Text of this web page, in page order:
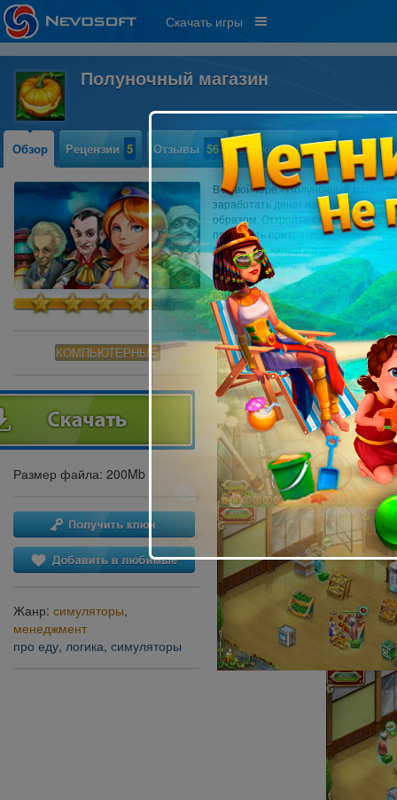
Скачать игры
Полуночный магазин
Обзор Рецензии 5 Отзывы 56 Прохождение 0
КОМПЬЮТЕРНЫЕ
Размер файла: 200Mb
Жанр: симуляторы,
менеджмент
про еду, логика, симуляторы
В новой игре «Полуночный
заработать денег на обучение в
образом. Откройте свой
приходить призраки, вампиры и
помидоры, капусту и другие овощи,
или иной покупки, ставьте
Но даже такие посетители иногда
вашего магазина. Сделайте свой